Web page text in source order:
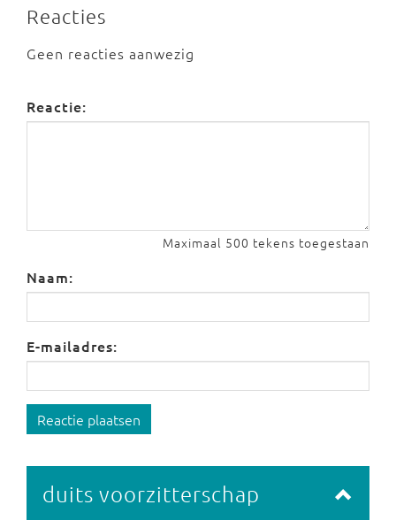
Reacties
Geen reacties aanwezig
Reactie:
Maximaal 500 tekens toegestaan
Naam:
E-mailadres:
Reactie plaatsen
duits voorzitterschap